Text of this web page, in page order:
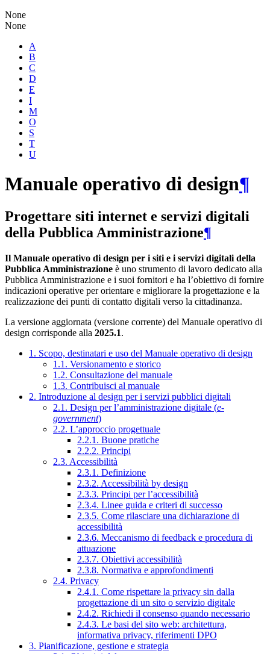
None
None
A
B
C
D
E
I
M
O
S
T
U
Manuale operativo di design¶
Progettare siti internet e servizi digitali
della Pubblica Amministrazione¶
Il Manuale operativo di design per i siti e i servizi digitali della
Pubblica Amministrazione è uno strumento di lavoro dedicato alla
Pubblica Amministrazione e i suoi fornitori e ha l’obiettivo di fornire
indicazioni operative per orientare e migliorare la progettazione e la
realizzazione dei punti di contatto digitali verso la cittadinanza.
La versione aggiornata (versione corrente) del Manuale operativo di
design corrisponde alla 2025.1.
1. Scopo, destinatari e uso del Manuale operativo di design
1.1. Versionamento e storico
1.2. Consultazione del manuale
1.3. Contribuisci al manuale
2. Introduzione al design per i servizi pubblici digitali
2.1. Design per l’amministrazione digitale (e-
government)
2.2. L’approccio progettuale
2.2.1. Buone pratiche
2.2.2. Principi
2.3. Accessibilità
2.3.1. Definizione
2.3.2. Accessibilità by design
2.3.3. Principi per l’accessibilità
2.3.4. Linee guida e criteri di successo
2.3.5. Come rilasciare una dichiarazione di
accessibilità
2.3.6. Meccanismo di feedback e procedura di
attuazione
2.3.7. Obiettivi accessibilità
2.3.8. Normativa e approfondimenti
2.4. Privacy
2.4.1. Come rispettare la privacy sin dalla
progettazione di un sito o servizio digitale
2.4.2. Richiedi il consenso quando necessario
2.4.3. Le basi del sito web: architettura,
informativa privacy, riferimenti DPO
3. Pianificazione, gestione e strategia